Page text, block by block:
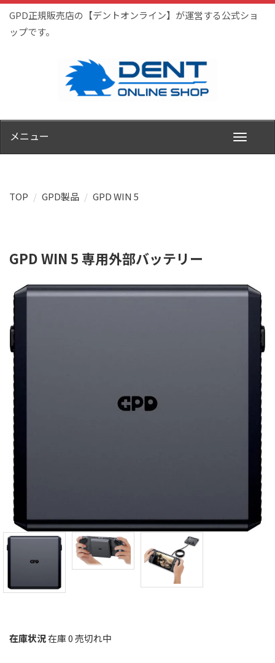
GPD正規販売店の【デントオンライン】が運営する公式ショ
ップです。
メニュー
TOP GPD製品 GPD WIN 5
GPD WIN 5 専用外部バッテリー
在庫状況在庫 0 売切れ中